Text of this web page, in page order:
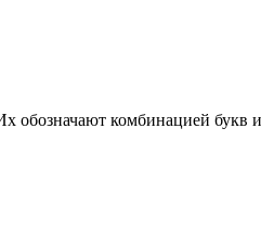
обозначают комбинацией букв